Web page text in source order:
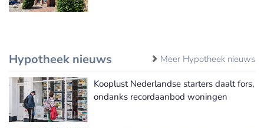
Hypotheek nieuws Meer Hypotheek nieuws
Kooplust Nederlandse starters daalt fors,
ondanks recordaanbod woningen